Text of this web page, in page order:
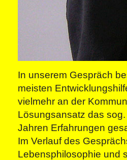
In unserem Gespräch
meisten
vielmehr an der
Lösungsansatz das sog.
Jahren Erfahrungen
Im Verlauf des
Lebensphilosophie und